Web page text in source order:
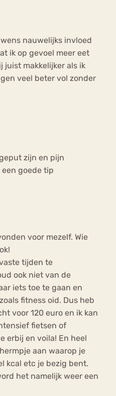
nauwelijks invloed
ik op gevoel meer eet
juist makkelijker als ik
veel beter vol zonder
zijn en pijn
een goede tip
voor mezelf. Wie
tijden te
ook niet van de
iets toe te gaan en
fitness oid. Dus heb
voor 120 euro en ik kan
fietsen of
erbij en voila! En heel
aan waarop je
kcal etc je bezig bent.
het namelijk weer een